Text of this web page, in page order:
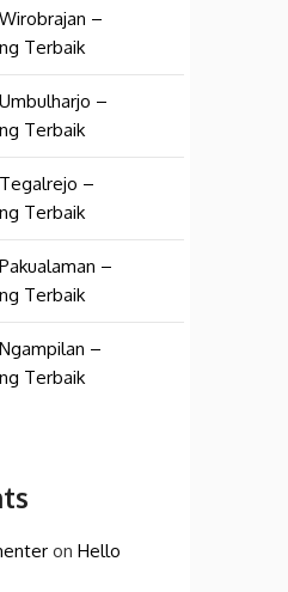
–
Terbaik
–
Terbaik
–
Terbaik
–
Terbaik
–
Terbaik
on Hello